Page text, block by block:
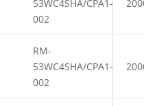
53WC4SHA/CPA1-
002
RM-
53WC4SHA/CPA1-
002